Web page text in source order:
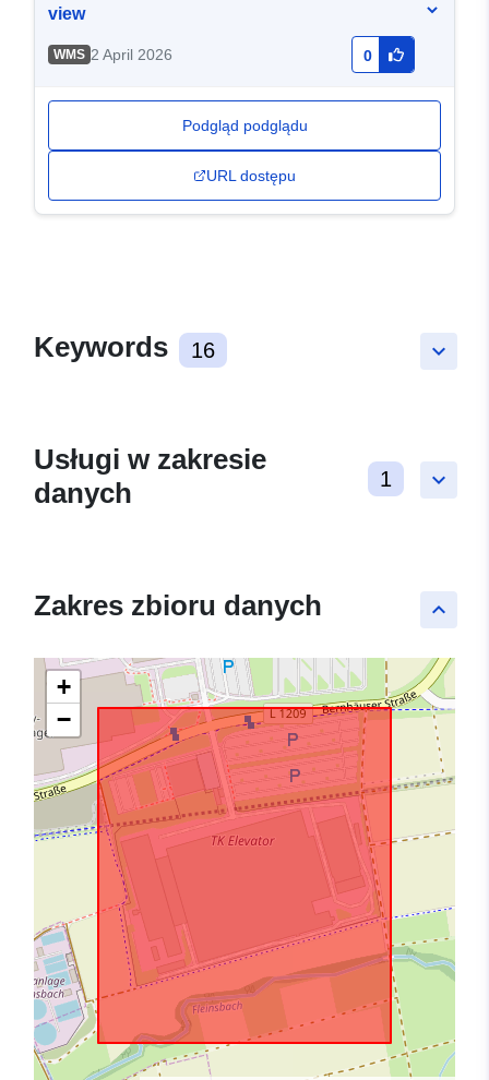
view
WMS 2 April 2026 0
Podgląd podglądu
URL dostępu
keyboard_arrow_down
Keywords 16
keyboard_arrow_down
Usługi w zakresie
danych
1
keyboard_arrow_up
Zakres zbioru danych
+
−